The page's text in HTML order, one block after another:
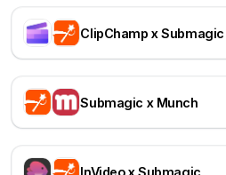
ClipChamp x Submagic
Submagic x Munch
InVideo x Submagic